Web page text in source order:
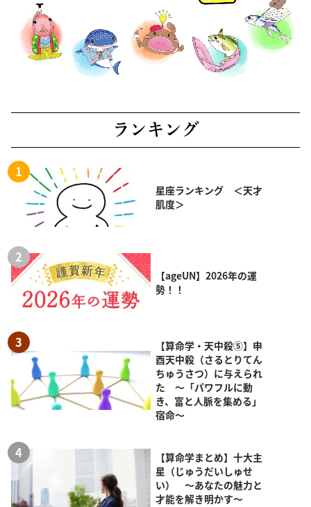
ランキング
星座ランキング ＜天才
肌度＞
【ageUN】2026年の運
勢！！
【算命学・天中殺⑤】申
酉天中殺（さるとりてん
ちゅうさつ）に与えられ
た ～「パワフルに動
き、富と人脈を集める」
宿命～
【算命学まとめ】十大主
星（じゅうだいしゅせ
い） ～あなたの魅力と
才能を解き明かす～